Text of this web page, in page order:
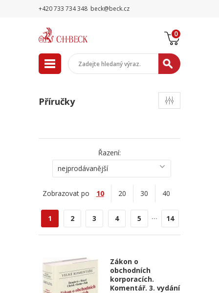
+420 733 734 348 beck@beck.cz
0
Příručky
Řazení:
nejprodávanější
Zobrazovat po 10 20 30 40
1 2 3 4 5 ... 14
Zákon o
obchodních
korporacích.
Komentář. 3. vydání